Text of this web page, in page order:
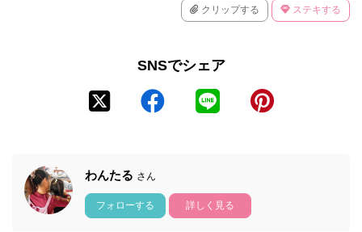
クリップする ステキする
SNSでシェア
わんたる さん
フォローする 詳しく見る